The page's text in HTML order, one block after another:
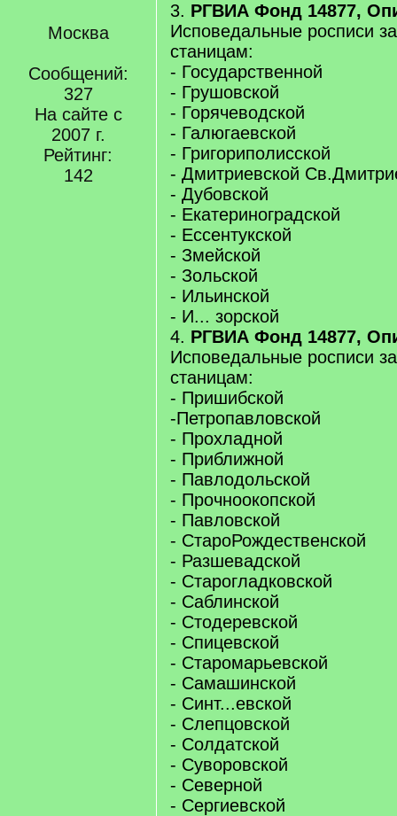
Москва
Сообщений:
327
На сайте с
2007 г.
Рейтинг:
142
3. РГВИА Фонд 14877,
Исповедальные росписи
станицам:
- Государственной
- Грушовской
- Горячеводской
- Галюгаевской
- Григориполисской
- Дмитриевской
- Дубовской
- Екатериноградской
- Ессентукской
- Змейской
- Зольской
- Ильинской
- И... зорской
4. РГВИА Фонд 14877,
Исповедальные росписи
станицам:
- Пришибской
-Петропавловской
- Прохладной
- Приближной
- Павлодольской
- Прочноокопской
- Павловской
- СтароРождественской
- Разшевадской
- Старогладковской
- Саблинской
- Стодеревской
- Спицевской
- Старомарьевской
- Самашинской
- Синт...евской
- Слепцовской
- Солдатской
- Суворовской
- Северной
- Сергиевской